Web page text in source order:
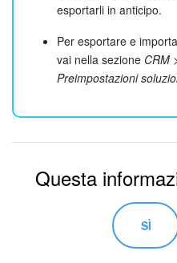
esportarli in anticipo.
Per esportare e
vai nella sezione CRM
Preimpostazioni
Questa
SÌ